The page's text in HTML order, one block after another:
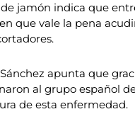
jamón indica que
que vale la pena
apunta que
al grupo español
de esta enfermedad.